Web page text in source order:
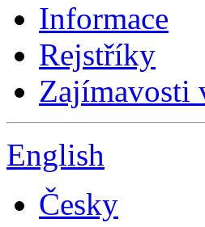
Informace
Rejstříky
Zajímavosti
English
Česky